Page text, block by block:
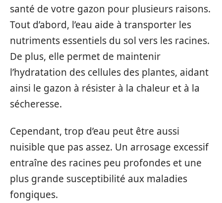
santé de votre gazon pour plusieurs raisons.
Tout d’abord, l’eau aide à transporter les
nutriments essentiels du sol vers les racines.
De plus, elle permet de maintenir
l’hydratation des cellules des plantes, aidant
ainsi le gazon à résister à la chaleur et à la
sécheresse.
Cependant, trop d’eau peut être aussi
nuisible que pas assez. Un arrosage excessif
entraîne des racines peu profondes et une
plus grande susceptibilité aux maladies
fongiques.